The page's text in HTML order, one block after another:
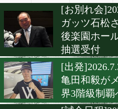
2026年7
▶ 新着 KO KiNG ダイエ
[お別れ
ガッツ
後楽園
抽選受